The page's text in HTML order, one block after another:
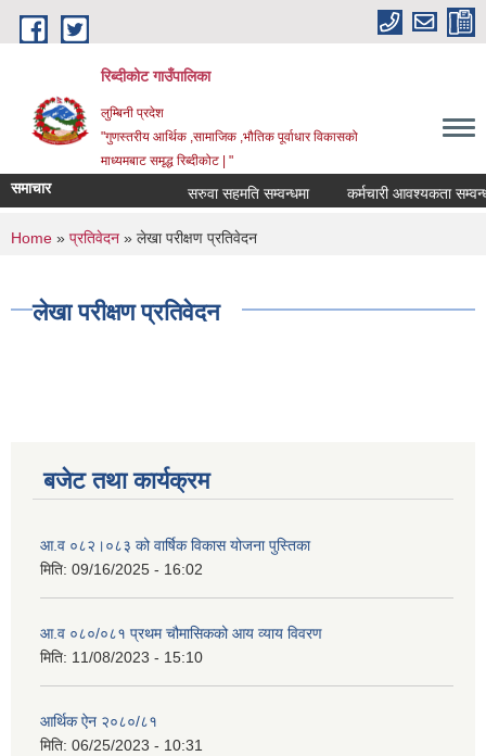
Skip to main content
रिब्दीकोट गाउँपालिका
लुम्बिनी प्रदेश
"गुणस्तरीय आर्थिक ,सामाजिक ,भौतिक पूर्वाधार विकासको
माध्यमबाट समृद्ध रिब्दीकोट | "
समाचार सरुवा सहमति सम्वन्धमा कर्मचारी आवश्यकता सम्वन्धी
You are here
Home » प्रतिवेदन » लेखा परीक्षण प्रतिवेदन
लेखा परीक्षण प्रतिवेदन
बजेट तथा कार्यक्रम
आ.व ०८२।०८३ को वार्षिक विकास योजना पुस्तिका
मिति: 09/16/2025 - 16:02
आ.व ०८०/०८१ प्रथम चौमासिकको आय व्याय विवरण
मिति: 11/08/2023 - 15:10
आर्थिक ऐन २०८०/८१
मिति: 06/25/2023 - 10:31